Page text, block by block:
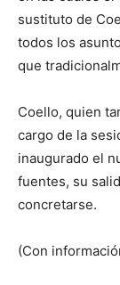
sustituto de
todos los
que
Coello, quien
cargo de la
inaugurado el
fuentes, su
concretarse.
(Con